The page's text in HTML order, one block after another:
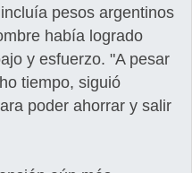
pesos argentinos
había logrado
y esfuerzo. "A pesar
tiempo, siguió
poder ahorrar y salir